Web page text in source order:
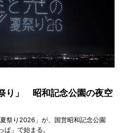
り」 昭和記念公園の夜空
祭り2026」が、国営昭和記念公園
ぱ」で始まる。